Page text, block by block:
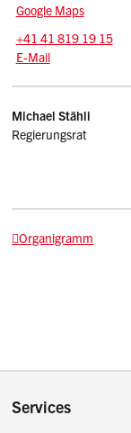
Google Maps
Tel.:
+41 41 819 19 15
E-Mail: bid
E-Mail
Michael Stähli
Regierungsrat
Organigramm
Footer
Services